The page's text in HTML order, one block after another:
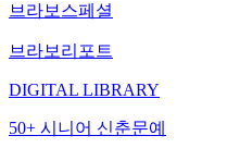
브라보스페셜
브라보리포트
DIGITAL LIBRARY
50+ 시니어 신춘문예